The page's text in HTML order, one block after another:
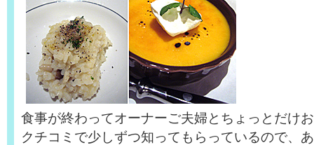
食事が終わってオーナーご夫婦とちょっとだけ
クチコミで少しずつ知ってもらっているので、